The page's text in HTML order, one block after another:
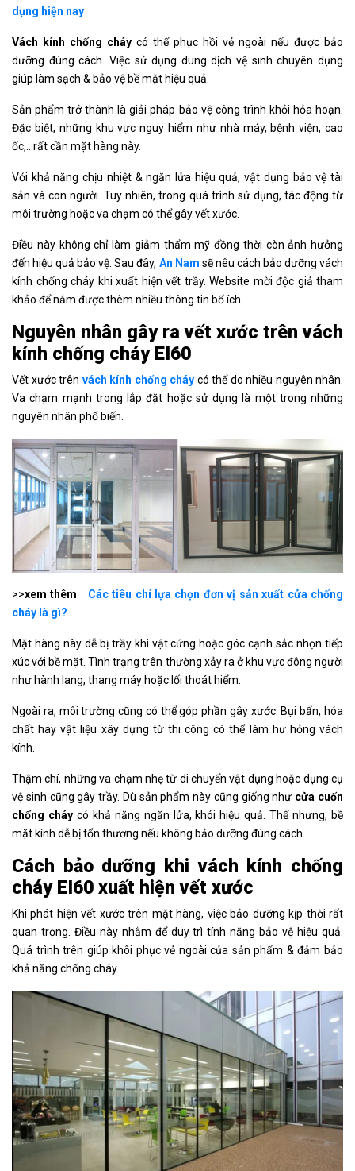
dụng hiện nay
Vách kính chống cháy có thể phục hồi vẻ ngoài nếu được bảo
dưỡng đúng cách. Việc sử dụng dung dịch vệ sinh chuyên dụng
giúp làm sạch & bảo vệ bề mặt hiệu quả.
Sản phẩm trở thành là giải pháp bảo vệ công trình khỏi hỏa hoạn.
Đặc biệt, những khu vực nguy hiểm như nhà máy, bệnh viện, cao
ốc,.. rất cần mặt hàng này.
Với khả năng chịu nhiệt & ngăn lửa hiệu quả, vật dụng bảo vệ tài
sản và con người. Tuy nhiên, trong quá trình sử dụng, tác động từ
môi trường hoặc va chạm có thể gây vết xước.
Điều này không chỉ làm giảm thẩm mỹ đồng thời còn ảnh hưởng
đến hiệu quả bảo vệ. Sau đây, An Nam sẽ nêu cách bảo dưỡng vách
kính chống cháy khi xuất hiện vết trầy. Website mời độc giả tham
khảo để nắm được thêm nhiều thông tin bổ ích.
Nguyên nhân gây ra vết xước trên vách
kính chống cháy EI60
Vết xước trên vách kính chống cháy có thể do nhiều nguyên nhân.
Va chạm mạnh trong lắp đặt hoặc sử dụng là một trong những
nguyên nhân phổ biến.
>>xem thêm
Các tiêu chí lựa chọn đơn vị sản xuất cửa chống
cháy là gì?
Mặt hàng này dễ bị trầy khi vật cứng hoặc góc cạnh sắc nhọn tiếp
xúc với bề mặt. Tình trạng trên thường xảy ra ở khu vực đông người
như hành lang, thang máy hoặc lối thoát hiểm.
Ngoài ra, môi trường cũng có thể góp phần gây xước. Bụi bẩn, hóa
chất hay vật liệu xây dựng từ thi công có thể làm hư hỏng vách
kính.
Thậm chí, những va chạm nhẹ từ di chuyển vật dụng hoặc dụng cụ
vệ sinh cũng gây trầy. Dù sản phẩm này cũng giống như cửa cuốn
chống cháycó khả năng ngăn lửa, khói hiệu quả. Thế nhưng, bề
mặt kính dễ bị tổn thương nếu không bảo dưỡng đúng cách.
Cách bảo dưỡng khi vách kính chống
cháy EI60 xuất hiện vết xước
Khi phát hiện vết xước trên mặt hàng, việc bảo dưỡng kịp thời rất
quan trọng. Điều này nhằm để duy trì tính năng bảo vệ hiệu quả.
Quá trình trên giúp khôi phục vẻ ngoài của sản phẩm & đảm bảo
khả năng chống cháy.